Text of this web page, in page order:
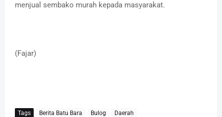
menjual sembako murah kepada masyarakat.
(Fajar)
Tags Berita Batu Bara Bulog
Daerah